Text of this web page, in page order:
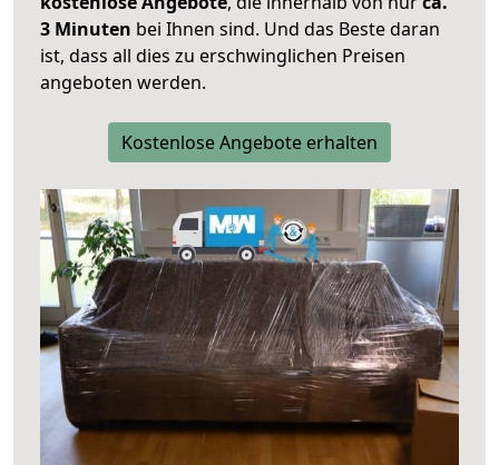
3 Minuten bei Ihnen sind. Und das Beste daran
ist, dass all dies zu erschwinglichen Preisen
angeboten werden.
Kostenlose Angebote erhalten